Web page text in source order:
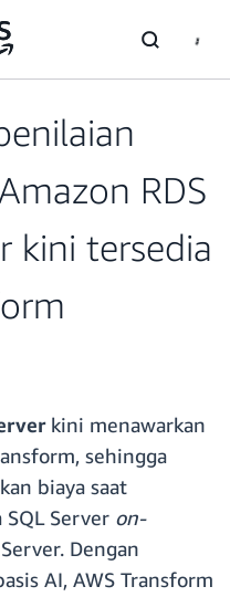
RDS
kini tersedia
kini menawarkan
sehingga
biaya saat
Server on-
Dengan
AI, AWS Transform